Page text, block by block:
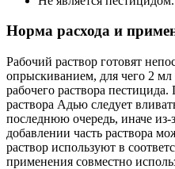
Норма расхода и
Рабочий раствор готовят
опрыскиванием, для чего 2 мл
рабочего раствора
раствора Адью следует
последнюю очередь, иначе из-
добавлении часть раствора
раствор используют в
применения совместно